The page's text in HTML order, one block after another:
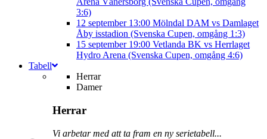
3:6)
12 september 13:00 Mölndal DAM vs Damlaget
Åby isstadion (Svenska Cupen, omgång 1:3)
15 september 19:00 Vetlanda BK vs Herrlaget
Hydro Arena (Svenska Cupen, omgång 4:6)
Tabell
Herrar
Damer
Herrar
Vi arbetar med att ta fram en ny serietabell...